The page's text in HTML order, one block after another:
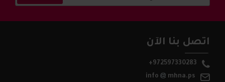
اتصل بنا الآن
+972597330283
info
mhna.ps